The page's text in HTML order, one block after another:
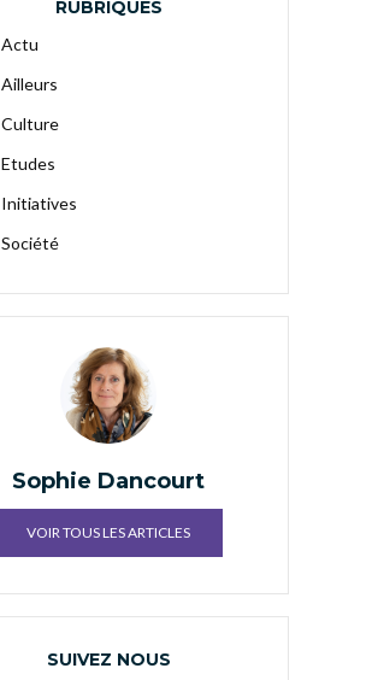
RUBRIQUES
Actu
Ailleurs
Culture
Etudes
Initiatives
Société
Sophie Dancourt
VOIR TOUS LES ARTICLES
SUIVEZ NOUS